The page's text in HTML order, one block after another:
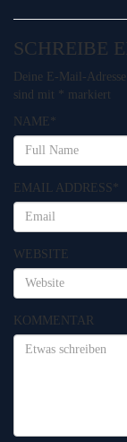
SCHREIBE
Deine E-Mail-
sind mit * markiert
NAME *
EMAIL ADDRESS*
WEBSITE
KOMMENTAR